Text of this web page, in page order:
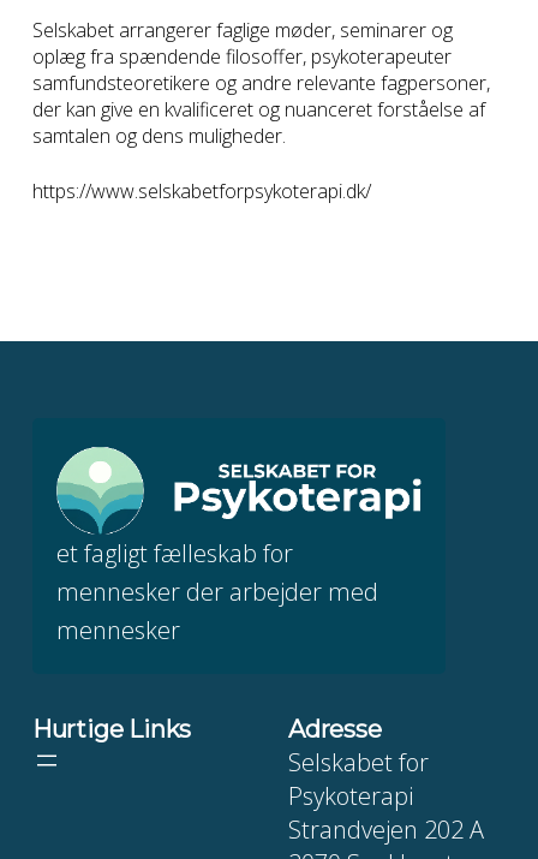
Selskabet arrangerer faglige møder, seminarer og
oplæg fra spændende filosoffer, psykoterapeuter
samfundsteoretikere og andre relevante fagpersoner,
der kan give en kvalificeret og nuanceret forståelse af
samtalen og dens muligheder.
https://www.selskabetforpsykoterapi.dk/
et fagligt fælleskab for
mennesker der arbejder med
mennesker
Hurtige Links Adresse
Selskabet for
Psykoterapi
Strandvejen 202 A